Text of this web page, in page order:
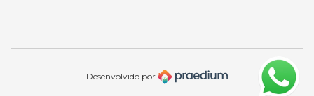
Desenvolvido por